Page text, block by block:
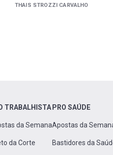
THAIS STROZZI CARVALHO
TRABALHISTA
da Semana
da Corte
PRO SAÚDE
Apostas da
Bastidores da